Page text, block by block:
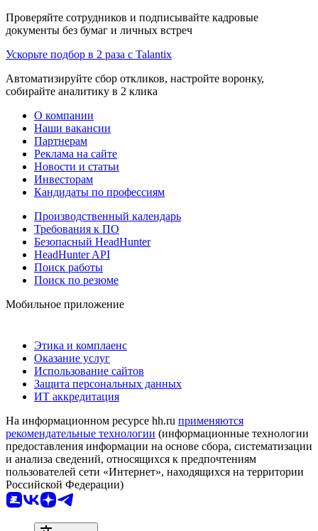
Проверяйте сотрудников и подписывайте кадровые
документы без бумаг и личных встреч
Ускорьте подбор в 2 раза с Talantix
Автоматизируйте сбор откликов, настройте воронку,
собирайте аналитику в 2 клика
О компании
Наши вакансии
Партнерам
Реклама на сайте
Новости и статьи
Инвесторам
Кандидаты по профессиям
Производственный календарь
Требования к ПО
Безопасный HeadHunter
HeadHunter API
Поиск работы
Поиск по резюме
Мобильное приложение
Этика и комплаенс
Оказание услуг
Использование сайтов
Защита персональных данных
ИТ аккредитация
На информационном ресурсе hh.ru применяются
рекомендательные технологии (информационные технологии
предоставления информации на основе сбора, систематизации
и анализа сведений, относящихся к предпочтениям
пользователей сети «Интернет», находящихся на территории
Российской Федерации)